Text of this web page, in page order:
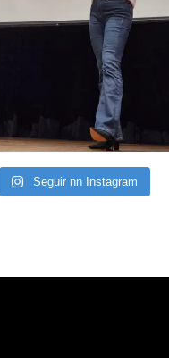
Seguir nn Instagram